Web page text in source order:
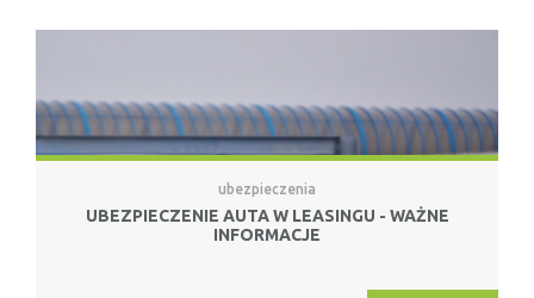
ubezpieczenia
UBEZPIECZENIE AUTA W LEASINGU - WAŻNE
INFORMACJE